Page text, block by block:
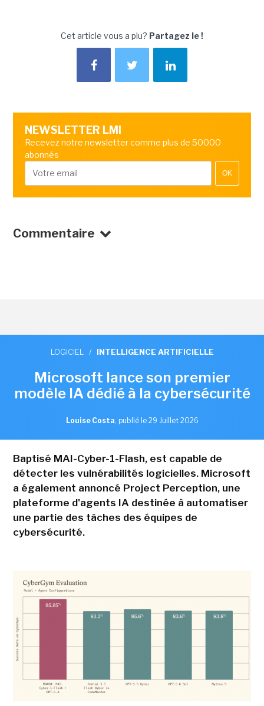
Cet article vous a plu? Partagez le !
NEWSLETTER LMI
Recevez notre newsletter comme plus de 50000
abonnés
OK
Commentaire
LOGICIEL / INTELLIGENCE ARTIFICIELLE
Microsoft lance son premier
modèle IA dédié à la cybersécurité
Louise Costa, publié le 29 Juillet 2026
Baptisé MAI-Cyber-1-Flash, est capable de
détecter les vulnérabilités logicielles. Microsoft
a également annoncé Project Perception, une
plateforme d'agents IA destinée à automatiser
une partie des tâches des équipes de
cybersécurité.